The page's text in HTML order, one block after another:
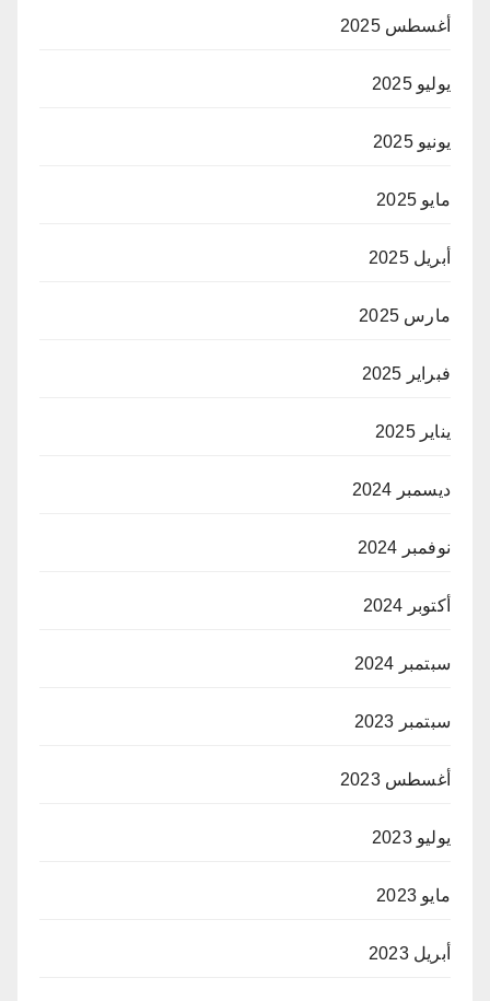
أغسطس 2025
يوليو 2025
يونيو 2025
مايو 2025
أبريل 2025
مارس 2025
فبراير 2025
يناير 2025
ديسمبر 2024
نوفمبر 2024
أكتوبر 2024
سبتمبر 2024
سبتمبر 2023
أغسطس 2023
يوليو 2023
مايو 2023
أبريل 2023